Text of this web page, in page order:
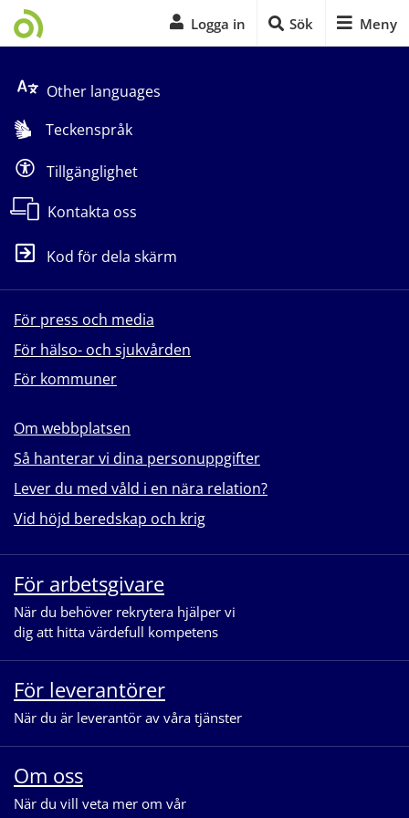
Logga in Sök Meny
Other languages
Teckenspråk
Tillgänglighet
Kontakta oss
Kod för dela skärm
För press och media
För hälso- och sjukvården
För kommuner
Om webbplatsen
Så hanterar vi dina personuppgifter
Lever du med våld i en nära relation?
Vid höjd beredskap och krig
För arbetsgivare
När du behöver rekrytera hjälper vi
dig att hitta värdefull kompetens
För leverantörer
När du är leverantör av våra tjänster
Om oss
När du vill veta mer om vår